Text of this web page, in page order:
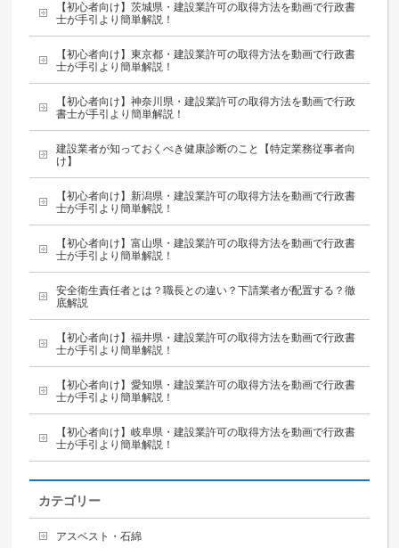
【初心者向け】茨城県・建設業許可の取得方法を動画で行政書
士が手引より簡単解説！
【初心者向け】東京都・建設業許可の取得方法を動画で行政書
士が手引より簡単解説！
【初心者向け】神奈川県・建設業許可の取得方法を動画で行政
書士が手引より簡単解説！
建設業者が知っておくべき健康診断のこと【特定業務従事者向
け】
【初心者向け】新潟県・建設業許可の取得方法を動画で行政書
士が手引より簡単解説！
【初心者向け】富山県・建設業許可の取得方法を動画で行政書
士が手引より簡単解説！
安全衛生責任者とは？職長との違い？下請業者が配置する？徹
底解説
【初心者向け】福井県・建設業許可の取得方法を動画で行政書
士が手引より簡単解説！
【初心者向け】愛知県・建設業許可の取得方法を動画で行政書
士が手引より簡単解説！
【初心者向け】岐阜県・建設業許可の取得方法を動画で行政書
士が手引より簡単解説！
カテゴリー
アスベスト・石綿